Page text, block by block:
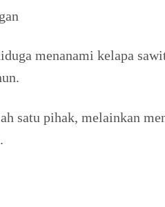
menanami kelapa
satu pihak, melainkan